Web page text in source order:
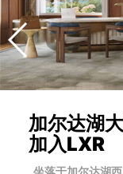
加尔达湖
加入LXR